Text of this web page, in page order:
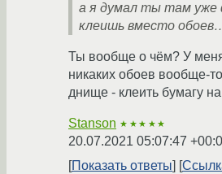
а я думал ты там уже
клеишь вместо
Ты вообще о чём? У
никаких обоев вообще-
днище - клеить бумагу
Stanson ★★★★★
20.07.2021 05:07:47
Показать ответы